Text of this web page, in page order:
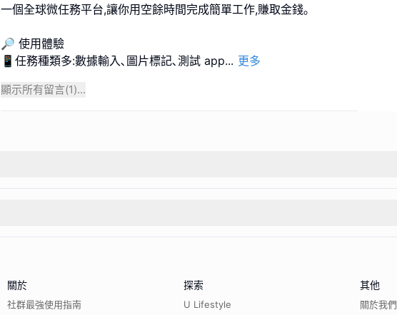
一個全球微任務平台,讓你用空餘時間完成簡單工作,賺取金錢｡
🔎 使用體驗
📱任務種類多:數據輸入､圖片標記､測試 app... 更多
顯示所有留言(1)...
關於
社群最強使用指南
探索
U Lifestyle
其他
關於我們